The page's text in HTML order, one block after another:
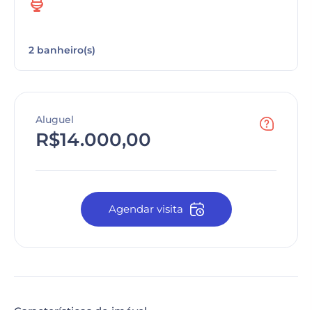
2 banheiro(s)
Aluguel
R$14.000,00
Agendar visita